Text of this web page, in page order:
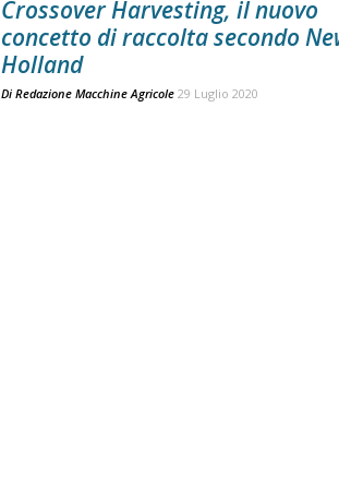
Crossover Harvesting, il nuovo
concetto di raccolta secondo
Holland
Di Redazione Macchine Agricole 29 Luglio 2020